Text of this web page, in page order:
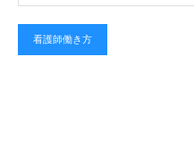
看護師働き方